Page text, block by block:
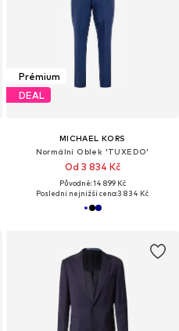
Prémium
DEAL
MICHAEL KORS
Normální Oblek 'TUXEDO'
Od 3 834 Kč
Původně: 14 899 Kč
Poslední nejnižší cena:3 834 Kč